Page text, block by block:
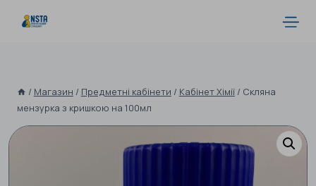
/ Магазин / Предметні кабінети / Кабінет Хімії / Скляна
мензурка з кришкою на 100мл